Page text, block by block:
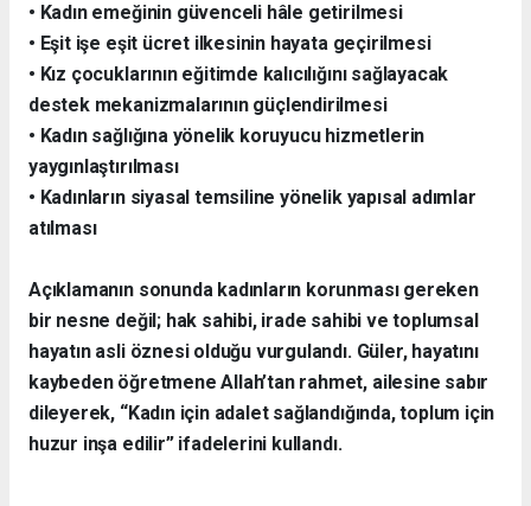
• Kadın emeğinin güvenceli hâle getirilmesi
• Eşit işe eşit ücret ilkesinin hayata geçirilmesi
• Kız çocuklarının eğitimde kalıcılığını sağlayacak
destek mekanizmalarının güçlendirilmesi
• Kadın sağlığına yönelik koruyucu hizmetlerin
yaygınlaştırılması
• Kadınların siyasal temsiline yönelik yapısal adımlar
atılması
Açıklamanın sonunda kadınların korunması gereken
bir nesne değil; hak sahibi, irade sahibi ve toplumsal
hayatın asli öznesi olduğu vurgulandı. Güler, hayatını
kaybeden öğretmene Allah’tan rahmet, ailesine sabır
dileyerek, “Kadın için adalet sağlandığında, toplum için
huzur inşa edilir” ifadelerini kullandı.